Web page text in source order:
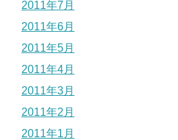
2011年7月
2011年6月
2011年5月
2011年4月
2011年3月
2011年2月
2011年1月